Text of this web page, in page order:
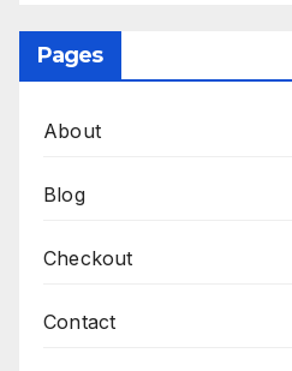
Pages
About
Blog
Checkout
Contact